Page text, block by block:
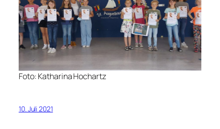
Foto: Katharina Hochartz
10. Juli 2021